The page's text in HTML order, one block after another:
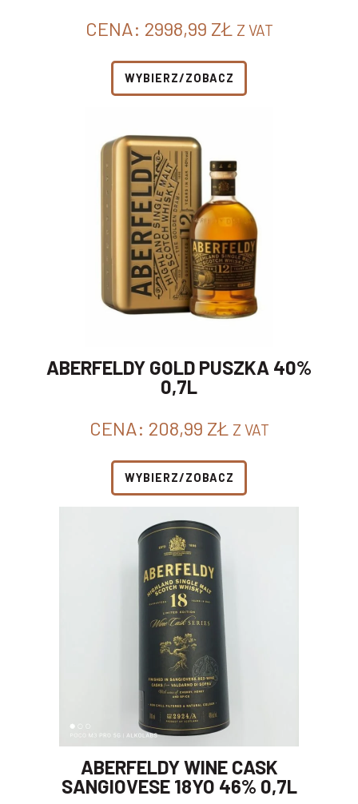
CENA: 2998,99 ZŁ Z VAT
WYBIERZ/ZOBACZ
ABERFELDY GOLD PUSZKA 40%
0,7L
CENA: 208,99 ZŁ Z VAT
WYBIERZ/ZOBACZ
ABERFELDY WINE CASK
SANGIOVESE 18YO 46% 0,7L